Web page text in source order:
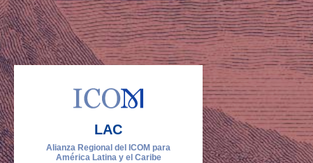
LAC
Alianza Regional del ICOM para
América Latina y el Caribe